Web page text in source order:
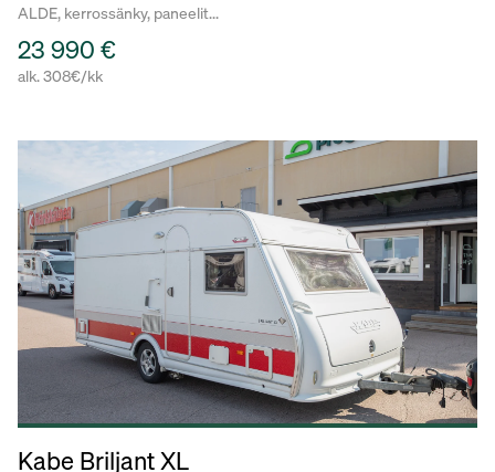
ALDE, kerrossänky, paneelit...
23 990 €
alk. 308€/kk
Kabe BriljantXL